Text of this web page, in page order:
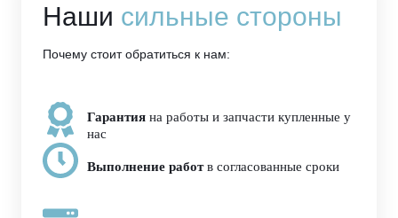
Наши сильные стороны
Почему стоит обратиться к нам:
Гарантия на работы и запчасти купленные у
нас
Выполнение работв согласованные сроки